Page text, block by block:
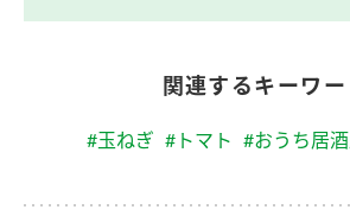
関連するキーワー
#玉ねぎ #トマト #おうち居